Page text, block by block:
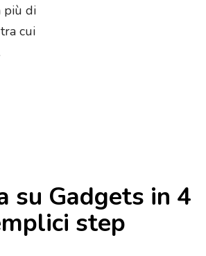
più di
cui
su Gadgets in 4
step